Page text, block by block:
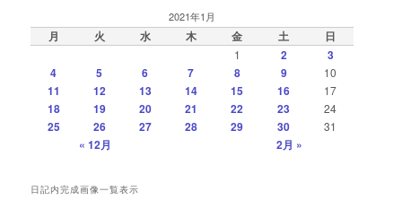
2021年1月
月 火 水 木 金 土 日
1 2
3
4
5 6 7 8 9 10
11 12 13 14 15 16 17
18 19 20 21 22 23 24
25 26 27 28 29 30 31
« 12月 2月 »
日記内完成画像一覧表示